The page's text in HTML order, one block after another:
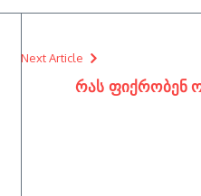
Next Article
რას ფიქრობენ